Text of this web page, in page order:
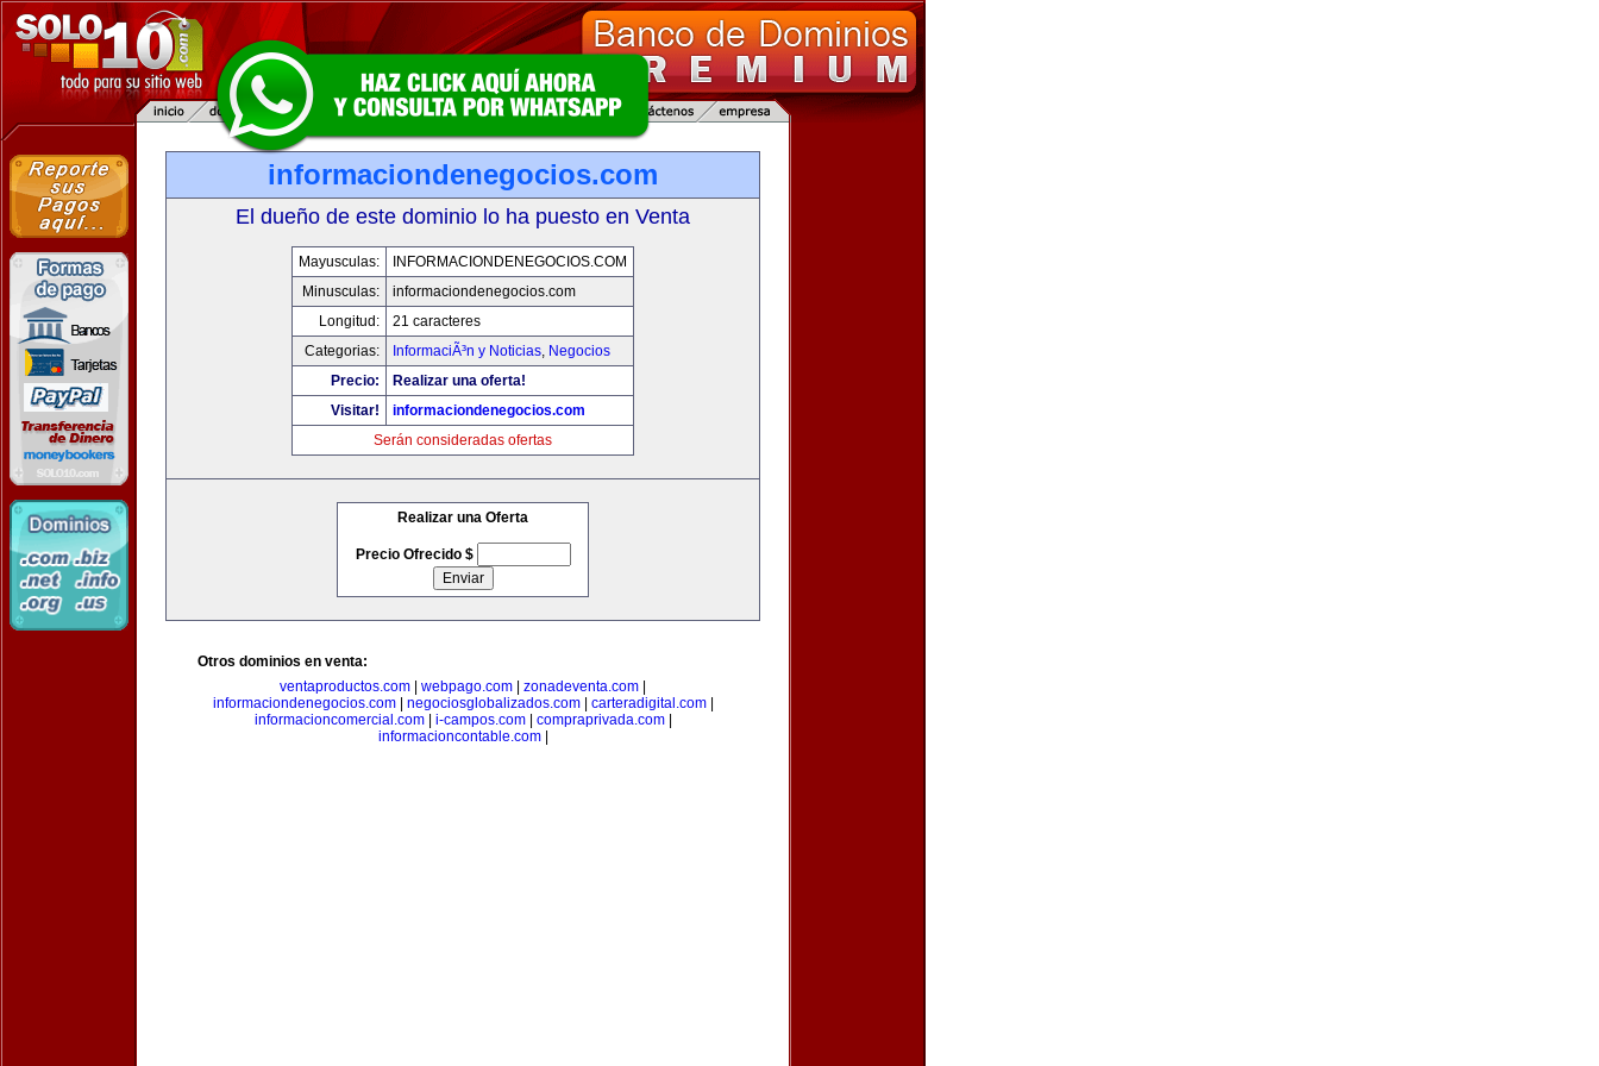
informaciondenegocios.com
El dueño de este dominio lo ha puesto en Venta
Mayusculas:
INFORMACIONDENEGOCIOS.COM
Minusculas:
informaciondenegocios.com
Longitud:
21 caracteres
Categorias:
InformaciÃ³n y Noticias, Negocios
Precio:
Realizar una oferta!
Visitar!
informaciondenegocios.com
Serán consideradas ofertas
Realizar una Oferta
Precio Ofrecido $
Otros dominios en venta:
ventaproductos.com
webpago.com zonadeventa.com
informaciondenegocios.com| negociosglobalizados.com| carteradigital.com|
informacioncomercial.com| i-campos.com| compraprivada.com|
informacioncontable.com|